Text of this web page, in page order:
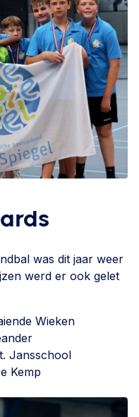
was dit jaar weer
werd er ook gelet
Wieken
Jansschool
Kemp